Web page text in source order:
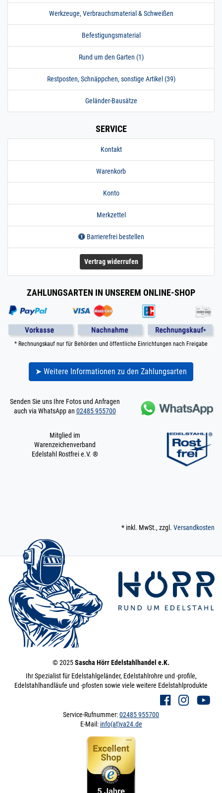
Werkzeuge, Verbrauchsmaterial & Schweißen
Befestigungsmaterial
Rund um den Garten (1)
Restposten, Schnäppchen, sonstige Artikel (39)
Geländer-Bausätze
SERVICE
Kontakt
Warenkorb
Konto
Merkzettel
Barrierefrei bestellen
Vertrag widerrufen
ZAHLUNGSARTEN IN UNSEREM ONLINE-SHOP
* Rechnungskauf nur für Behörden und öffentliche Einrichtungen nach Freigabe
➤ Weitere Informationen zu den Zahlungsarten
Senden Sie uns Ihre Fotos und Anfragen
auch via WhatsApp an 02485 955700
Mitglied im
Warenzeichenverband
Edelstahl Rostfrei e.V. ®
* inkl. MwSt., zzgl. Versandkosten
© 2025Sascha Hörr Edelstahlhandel e.K.
Ihr Spezialist für Edelstahlgeländer, Edelstahlrohre und -profile,
Edelstahlhandläufe und -pfosten sowie viele weitere Edelstahlprodukte
Service-Rufnummer:02485 955700
E-Mail: info(at)va24.de